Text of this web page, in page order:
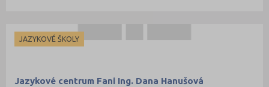
JAZYKOVÉ ŠKOLY
Jazykové centrum Fani Ing. Dana Hanušová